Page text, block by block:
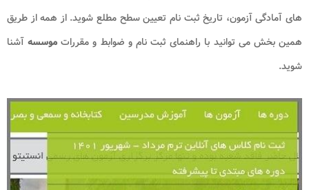
های آمادگی آزمون، تاریخ ثبت نام تعیین سطح مطلع شوید. از همه از طریق
همین بخش می توانید با راهنمای ثبت نام و ضوابط و مقررات موسسه آشنا
شوید.